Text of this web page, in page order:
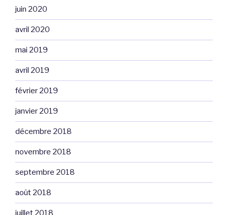
juin 2020
avril 2020
mai 2019
avril 2019
février 2019
janvier 2019
décembre 2018
novembre 2018
septembre 2018
août 2018
juillet 2018